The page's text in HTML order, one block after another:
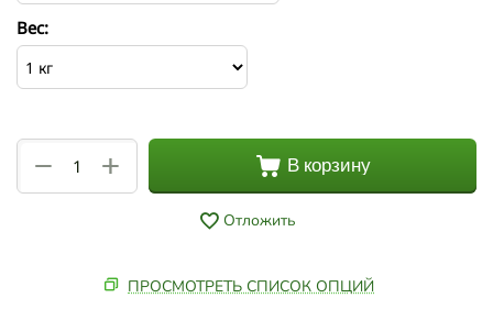
Вес:
+
− В корзину
Отложить
ПРОСМОТРЕТЬ СПИСОК ОПЦИЙ